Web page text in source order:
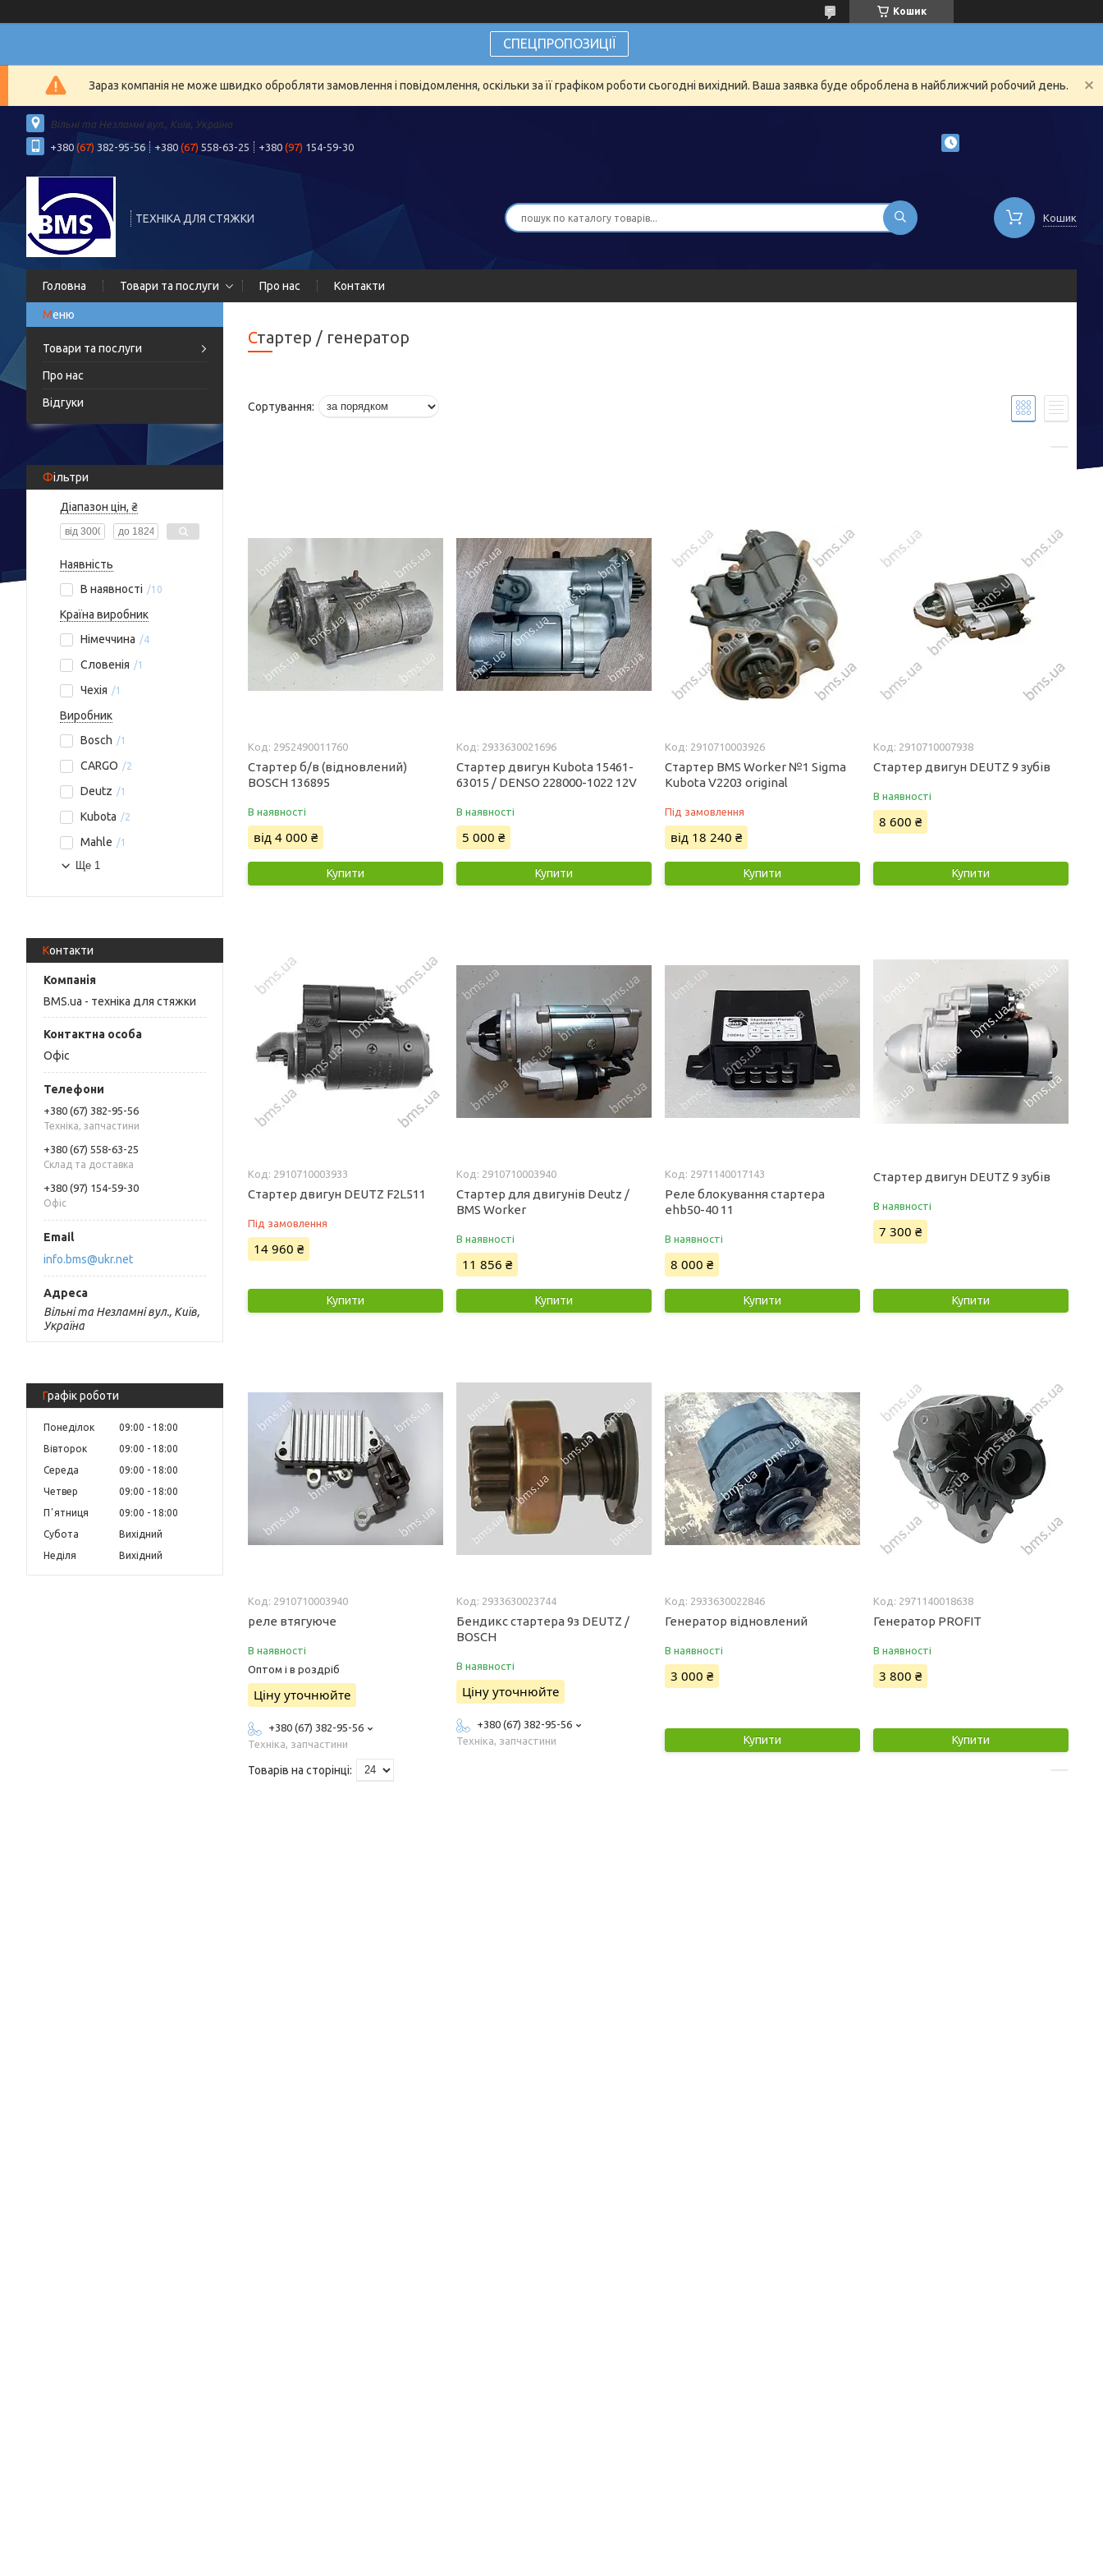
Кошик
СПЕЦПРОПОЗИЦІЇ
Зараз компанія не може швидко обробляти замовлення і повідомлення, оскільки за її графіком роботи сьогодні вихідний. Ваша заявка буде оброблена в найближчий робочий день.
Вільні та Незламні вул., Київ, Україна
+380 (67) 382-95-56 +380 (67) 558-63-25 +380 (97) 154-59-30
ТЕХНІКА ДЛЯ СТЯЖКИ Кошик
Головна Товари та послуги Про нас Контакти
Товари та послуги
Про нас
Відгуки
Фільтри
Діапазон цін, ₴
Наявність
В наявності
10
Країна виробник
Німеччина
4
Словенія 1
Чехія 1
Виробник
Bosch
1
CARGO 2
Deutz 1
Kubota 2
Mahle 1
Ще 1
Контакти
BMS.ua - техніка для стяжки
Офіс
+380 (67) 382-95-56
Техніка, запчастини
+380 (67) 558-63-25
Склад та доставка
+380 (97) 154-59-30
Офіс
info.bms@ukr.net
Вільні та Незламні вул., Київ,
Україна
Графік роботи
Понеділок 09:00
18:00
Вівторок
09:00
18:00
Середа
09:00
18:00
Четвер
09:00
18:00
Пʼятниця
09:00
18:00
Субота
Вихідний
Неділя
Вихідний
Стартер / генератор
2952490011760
Стартер б/в (відновлений)
BOSCH 136895
В наявності
від 4 000 ₴
Купити
2933630021696
Стартер двигун Kubota 15461-
63015 / DENSO 228000-1022 12V
В наявності
5 000 ₴
Купити
2910710003926
Стартер BMS Worker №1 Sigma
Kubota V2203 original
Під замовлення
від 18 240 ₴
Купити
2910710007938
Стартер двигун DEUTZ 9 зубів
В наявності
8 600 ₴
Купити
2910710003933
Стартер двигун DEUTZ F2L511
Під замовлення
14 960 ₴
Купити
2910710003940
Стартер для двигунів Deutz /
BMS Worker
В наявності
11 856 ₴
Купити
2971140017143
Реле блокування стартера
ehb50-40 11
В наявності
8 000 ₴
Купити
Стартер двигун DEUTZ 9 зубів
В наявності
7 300 ₴
Купити
2910710003940
реле втягуюче
В наявності
Оптом і в роздріб
Ціну уточнюйте
+380 (67) 382-95-56
Техніка, запчастини
2933630023744
Бендикс стартера 9з DEUTZ /
BOSCH
В наявності
Ціну уточнюйте
+380 (67) 382-95-56
Техніка, запчастини
2933630022846
Генератор відновлений
В наявності
3 000 ₴
Купити
2971140018638
Генератор PROFIT
В наявності
3 800 ₴
Купити